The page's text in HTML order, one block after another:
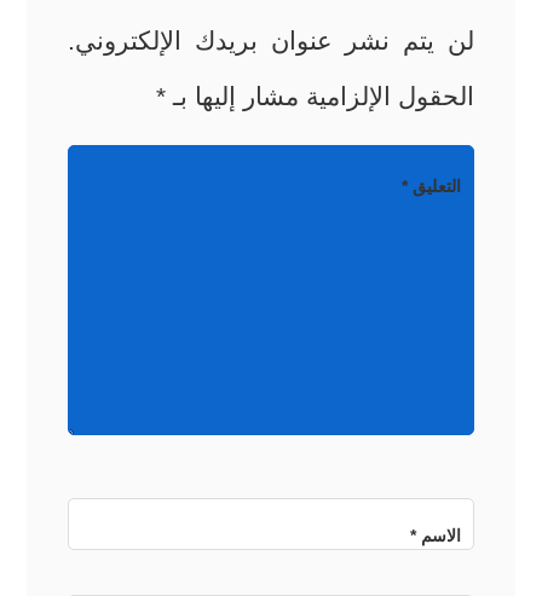
لن يتم نشر عنوان بريدك الإلكتروني.
الحقول الإلزامية مشار إليها بـ *
التعليق*
الاسم*